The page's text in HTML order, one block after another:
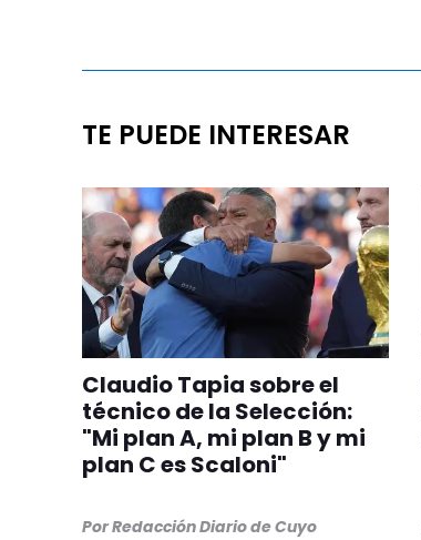
TE PUEDE INTERESAR
Claudio Tapia sobre el
técnico de la Selección:
"Mi plan A, mi plan B y mi
plan C es Scaloni"
PorRedacción Diario de Cuyo